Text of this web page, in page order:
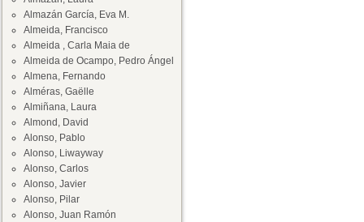
Almazán García, Eva M.
Almeida, Francisco
Almeida , Carla Maia de
Almeida de Ocampo, Pedro Ángel
Almena, Fernando
Alméras, Gaëlle
Almiñana, Laura
Almond, David
Alonso, Pablo
Alonso, Liwayway
Alonso, Carlos
Alonso, Javier
Alonso, Pilar
Alonso, Juan Ramón